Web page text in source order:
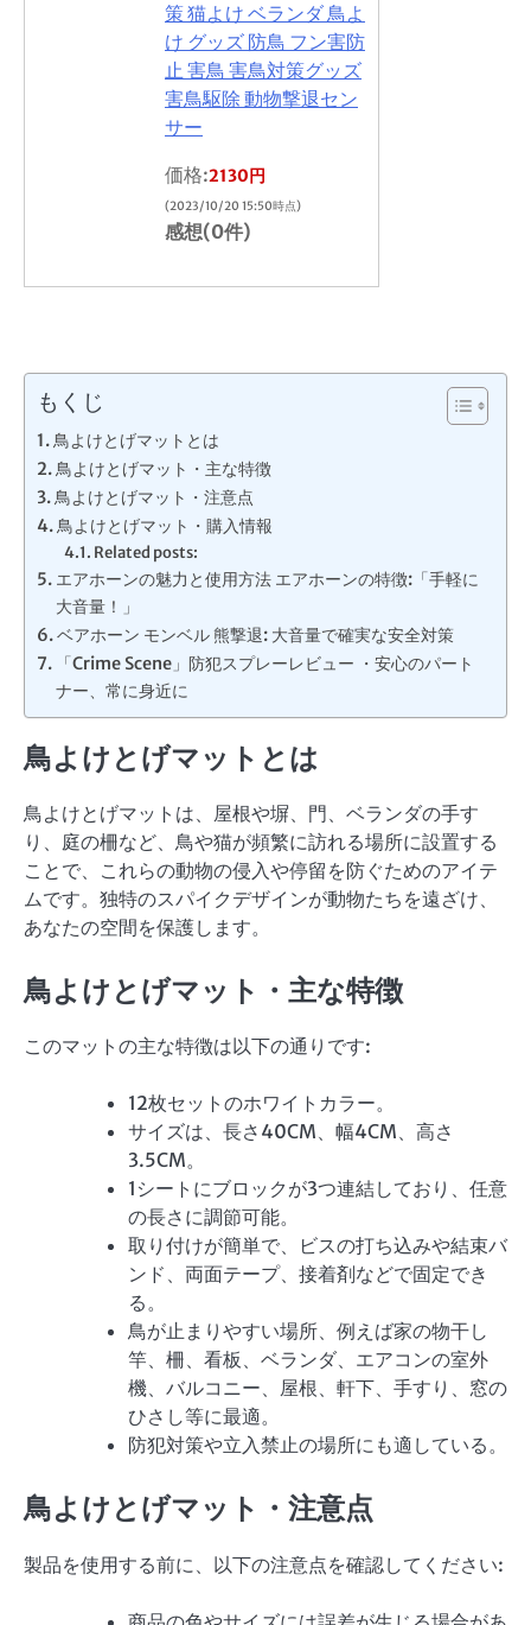
策 猫よけ ベランダ 鳥よ
け グッズ 防鳥 フン害防
止 害鳥 害鳥対策グッズ
害鳥駆除 動物撃退セン
サー
価格:2130円
(2023/10/20 15:50時点)
感想(0件)
もくじ
鳥よけとげマットとは
鳥よけとげマット・主な特徴
鳥よけとげマット・注意点
鳥よけとげマット・購入情報
Related posts:
エアホーンの魅力と使用方法 エアホーンの特徴:「手軽に
大音量！」
ベアホーン モンベル 熊撃退: 大音量で確実な安全対策
「Crime Scene」防犯スプレーレビュー ・安心のパート
ナー、常に身近に
鳥よけとげマットとは
鳥よけとげマットは、屋根や塀、門、ベランダの手す
り、庭の柵など、鳥や猫が頻繁に訪れる場所に設置する
ことで、これらの動物の侵入や停留を防ぐためのアイテ
ムです。独特のスパイクデザインが動物たちを遠ざけ、
あなたの空間を保護します。
鳥よけとげマット・主な特徴
このマットの主な特徴は以下の通りです:
12枚セットのホワイトカラー。
サイズは、長さ40CM、幅4CM、高さ
3.5CM。
1シートにブロックが3つ連結しており、任意
の長さに調節可能。
取り付けが簡単で、ビスの打ち込みや結束バ
ンド、両面テープ、接着剤などで固定でき
る。
鳥が止まりやすい場所、例えば家の物干し
竿、柵、看板、ベランダ、エアコンの室外
機、バルコニー、屋根、軒下、手すり、窓の
ひさし等に最適。
防犯対策や立入禁止の場所にも適している。
鳥よけとげマット・注意点
製品を使用する前に、以下の注意点を確認してください: